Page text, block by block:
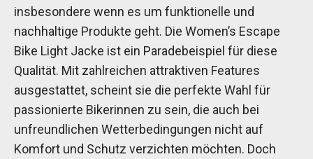
insbesondere wenn es um funktionelle und
nachhaltige Produkte geht. Die Women’s Escape
Bike Light Jacke ist ein Paradebeispiel für diese
Qualität. Mit zahlreichen attraktiven Features
ausgestattet, scheint sie die perfekte Wahl für
passionierte Bikerinnen zu sein, die auch bei
unfreundlichen Wetterbedingungen nicht auf
Komfort und Schutz verzichten möchten. Doch